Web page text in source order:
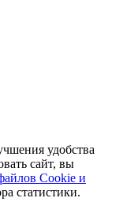
удобства
сайт, вы
Сookie и
статистики.